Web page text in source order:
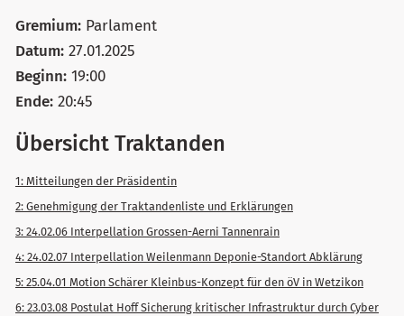
Gremium: Parlament
Datum: 27.01.2025
Beginn: 19:00
Ende: 20:45
Übersicht Traktanden
1: Mitteilungen der Präsidentin
2: Genehmigung der Traktandenliste und Erklärungen
3: 24.02.06 Interpellation Grossen-Aerni Tannenrain
4: 24.02.07 Interpellation Weilenmann Deponie-Standort Abklärung
5: 25.04.01 Motion Schärer Kleinbus-Konzept für den öV in Wetzikon
6: 23.03.08 Postulat Hoff Sicherung kritischer Infrastruktur durch Cyber